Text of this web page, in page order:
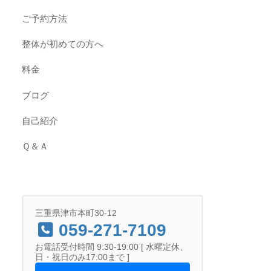
ご予約方法
整体が初めての方へ
料金
ブログ
自己紹介
Ｑ＆Ａ
三重県津市本町30-12
059-271-7109
お電話受付時間 9:30-19:00 [ 水曜定休、
日・祝日のみ17:00まで ]